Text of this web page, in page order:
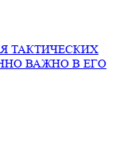
ТАКТИЧЕСКИХ
ВАЖНО В ЕГО